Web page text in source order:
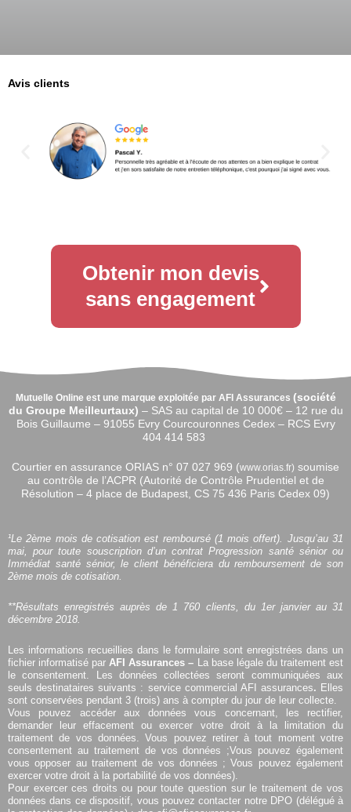
Avis clients
Obtenir mon devis
sans engagement
Mutuelle Online est une marque exploitée par AFI Assurances (société
du Groupe Meilleurtaux) – SAS au capital de 10 000€ – 12 rue du
Bois Guillaume – 91055 Evry Courcouronnes Cedex – RCS Evry
404 414 583
Courtier en assurance ORIAS n° 07 027 969 (www.orias.fr) soumise
au contrôle de l’ACPR (Autorité de Contrôle Prudentiel et de
Résolution – 4 place de Budapest, CS 75 436 Paris Cedex 09)
¹Le 2ème mois de cotisation est remboursé (1 mois offert). Jusqu’au 31
mai, pour toute souscription d’un contrat Progression santé sénior ou
Immédiat santé sénior, le client bénéficiera du remboursement de son
2ème mois de cotisation.
**Résultats enregistrés auprès de 1 760 clients, du 1er janvier au 31
décembre 2018.
Les informations recueillies dans le formulaire sont enregistrées dans un
fichier informatisé par AFI Assurances –
La base légale du traitement est
le consentement. Les données collectées seront communiquées aux
seuls destinataires suivants : service commercial AFI assurances. Elles
sont conservées pendant 3 (trois) ans à compter du jour de leur collecte.
Vous pouvez accéder aux données vous concernant, les rectifier,
demander leur effacement ou exercer votre droit à la limitation du
traitement de vos données. Vous pouvez retirer à tout moment votre
consentement au traitement de vos données ;Vous pouvez également
vous opposer au traitement de vos données ; Vous pouvez également
exercer votre droit à la portabilité de vos données).
Pour exercer ces droits ou pour toute question sur le traitement de vos
données dans ce dispositif, vous pouvez contacter notre DPO (délégué à